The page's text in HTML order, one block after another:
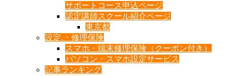
サポートコース申込ページ
認定講師スクール紹介ページ
東京都
設定.・修理保険
スマホ・端末修理保険（クーポン付き）
パソコン・スマホ設定サービス
記事ランキング